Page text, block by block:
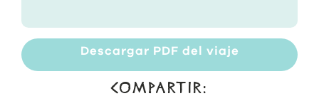
Descargar PDF del viaje
COMPARTIR: